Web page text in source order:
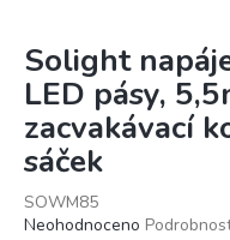
Solight
LED pásy,
zacvakávací
sáček
SOWM85
Průměrné
Neohodnoceno